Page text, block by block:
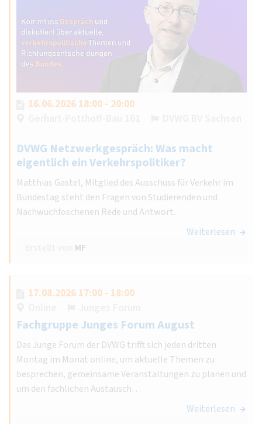
16.06.2026 18:00 - 20:00
DVWG Netzwerkgespräch: Was macht
eigentlich ein Verkehrspolitiker?
Matthias Gastel, Mitglied des Ausschuss für Verkehr im
Bundestag steht den Fragen von Studierenden und
Nachwuchfoschenen Rede und Antwort.
Weiterlesen
MF
17.08.2026 17:00 - 18:00
Fachgruppe Junges Forum August
Das Junge Forum der DVWG trifft sich jeden dritten
Montag im Monat online, um aktuelle Themen zu
besprechen, gemeinsame Veranstaltungen zu planen und
um den fachlichen Austausch…
Weiterlesen